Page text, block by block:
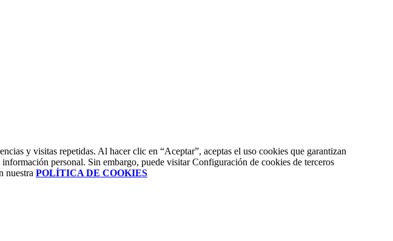
y visitas repetidas. Al hacer clic en “Aceptar”, aceptas el uso cookies que garantizan
personal. Sin embargo, puede visitar Configuración de cookies de terceros
nuestra POLÍTICA DE COOKIES